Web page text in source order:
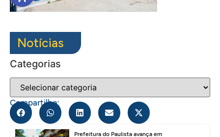
Notícias
Categorias
Compartilhe:
Prefeitura do Paulista avança em